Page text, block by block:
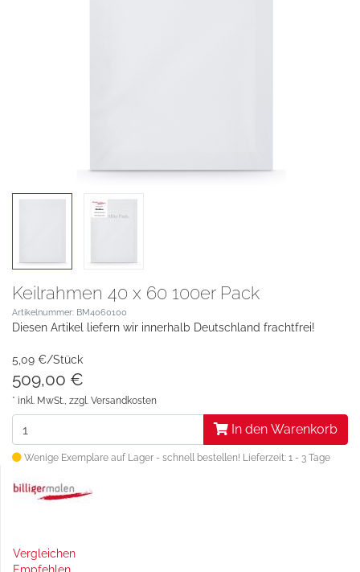
Keilrahmen 40 x 60 100er Pack
Artikelnummer: BM4060100
Diesen Artikel liefern wir innerhalb Deutschland frachtfrei!
5,09 €/Stück
509,00 €
* inkl. MwSt., zzgl. Versandkosten
In den Warenkorb
Wenige Exemplare auf Lager - schnell bestellen! Lieferzeit: 1 - 3 Tage
Vergleichen